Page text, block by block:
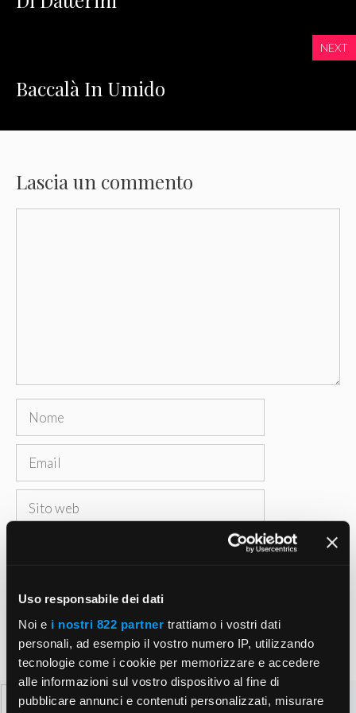
Uso responsabile dei dati
Noi e i nostri 822 partner trattiamo i vostri dati
personali, ad esempio il vostro numero IP, utilizzando
tecnologie come i cookie per memorizzare e accedere
alle informazioni sul vostro dispositivo al fine di
pubblicare annunci e contenuti personalizzati, misurare
NEXT
Baccalà In Umido
Lascia un commento
Nome
Email
Sito
web
Salva il mio nome, email e sito web in questo
Ricerca